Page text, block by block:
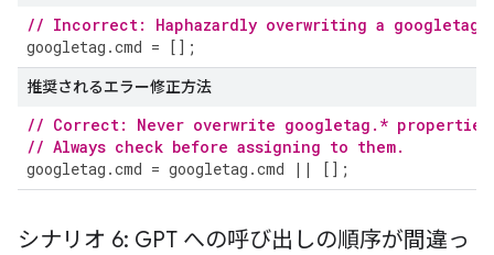
// Incorrect: Haphazardly overwriting a
googletag .cmd = [];
推奨されるエラー修正方法
// Correct: Never overwrite googletag.*
// Always check before assigning to them.
googletag .cmd = googletag .cmd || [];
シナリオ 6: GPT への呼び出しの順序が間違っ